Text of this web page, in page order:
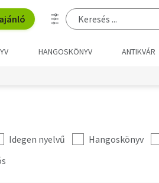
HANGOSKÖNYV ANTIKVÁR
Idegen nyelvű Hangoskönyv